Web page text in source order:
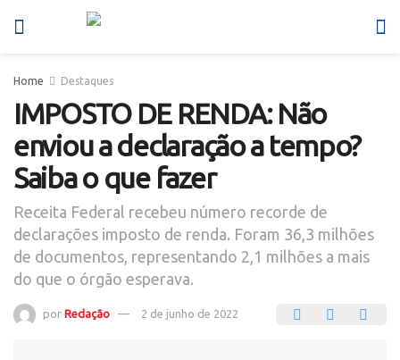
Home Destaques
IMPOSTO DE RENDA: Não
enviou a declaração a tempo?
Saiba o que fazer
Receita Federal recebeu número recorde de
declarações imposto de renda. Foram 36,3 milhões
de documentos, representando 2,1 milhões a mais
do que o órgão esperava.
por Redação 2 de junho de 2022